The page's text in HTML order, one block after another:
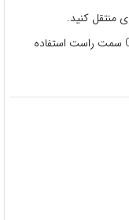
منتقل کنید.
5- در اولین نصب برای آزاد کردن موس از کلید Ctrl سمت راست استفاده